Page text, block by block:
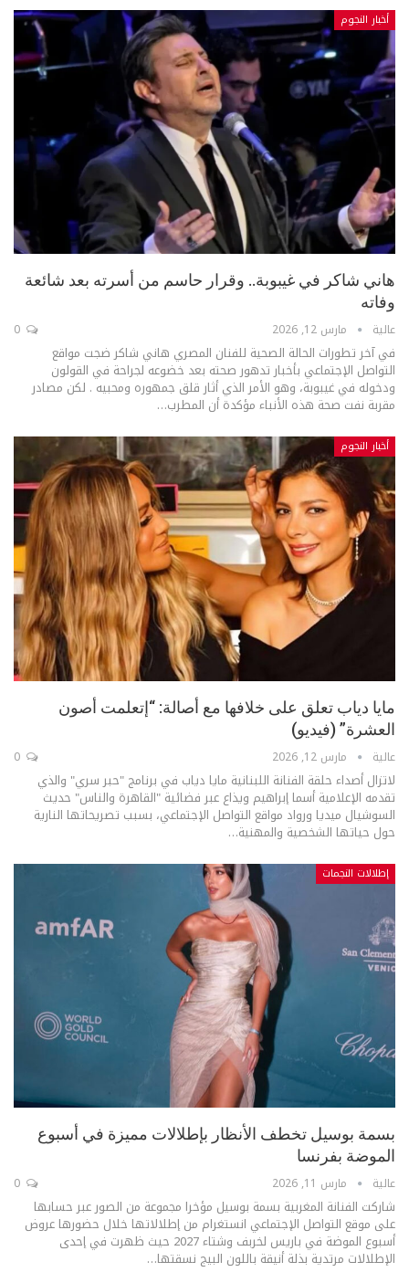
أخبار النجوم
هاني شاكر في غيبوبة.. وقرار حاسم من أسرته بعد شائعة
وفاته
عالية مارس 12, 2026
في آخر تطورات الحالة الصحية للفنان المصري هاني شاكر ضجت مواقع
التواصل الإجتماعي بأخبار تدهور صحته بعد خضوعه لجراحة في القولون
ودخوله في غيبوبة، وهو الأمر الذي أثار قلق جمهوره ومحبيه . لكن مصادر
مقربة نفت صحة هذه الأنباء مؤكدة أن المطرب…
أخبار النجوم
مايا دياب تعلق على خلافها مع أصالة: “إتعلمت أصون
العشرة” (فيديو)
عالية مارس 12, 2026
لاتزال أصداء حلقة الفنانة اللبنانية مايا دياب في برنامج "حبر سري" والذي
تقدمه الإعلامية أسما إبراهيم ويذاع عبر فضائية "القاهرة والناس" حديث
السوشيال ميديا ورواد مواقع التواصل الإجتماعي، بسبب تصريحاتها النارية
حول حياتها الشخصية والمهنية…
إطلالات النجمات
بسمة بوسيل تخطف الأنظار بإطلالات مميزة في أسبوع
الموضة بفرنسا
عالية مارس 11, 2026
شاركت الفنانة المغربية بسمة بوسيل مؤخرا مجموعة من الصور عبر حسابها
على موقع التواصل الإجتماعي انستغرام من إطلالاتها خلال حضورها عروض
أسبوع الموضة في باريس لخربف وشتاء 2027 حيث ظهرت في إحدى
الإطلالات مرتدية بذلة أنيقة باللون البيج نسقتها…